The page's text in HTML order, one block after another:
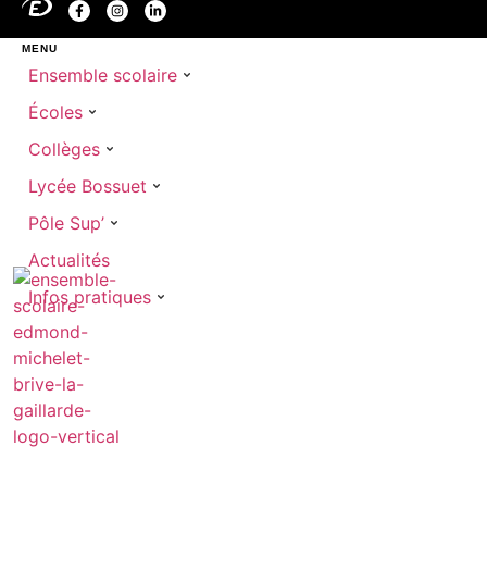
MENU
Ensemble scolaire
Écoles
Collèges
Lycée Bossuet
Pôle Sup’
Actualités
Infos pratiques